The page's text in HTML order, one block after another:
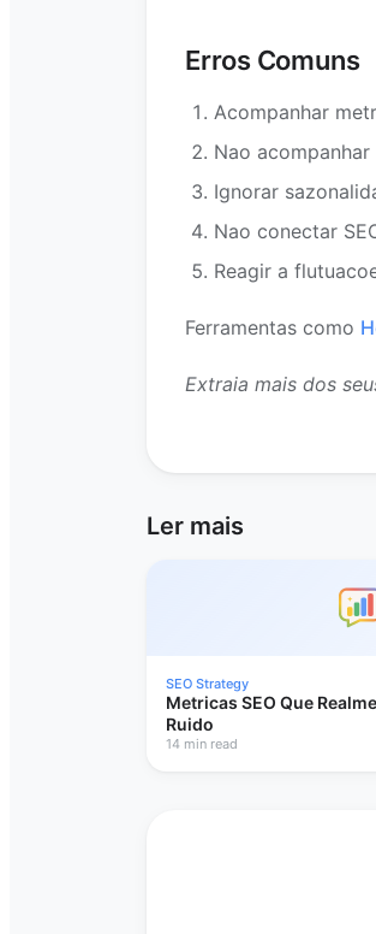
Erros Comuns
Acompanhar
Nao
Ignorar
Nao conectar
Reagir a
Ferramentas como
Extraia mais dos
Ler mais
SEO Strategy
Metricas SEO Que
Ruido
14 min read